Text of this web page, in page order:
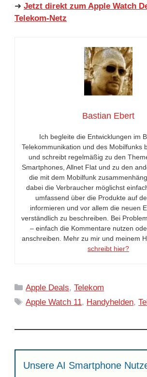
➜ Jetzt direkt zum Apple Watch
Telekom-Netz
Bastian Ebert
Ich begleite die Entwicklungen im
Telekommunikation und des Mobilfunks
und schreibt regelmäßig zu den
Smartphones, Allnet Flat und zu den
die mit dem Mobilfunk
dabei die Verbraucher möglichst
umfassend über die Produkte auf
informieren und vor allem die neuen
verständlich zu beschreiben. Bei
– einfach die Kommentare nutzen
anschreiben. Mehr zu mir und meinem
schreibt hier?
Kategorien
Apple Deals,Telekom
Schlagwörter
Apple Watch 11, Handyhelden,
Unsere AI Smartphone